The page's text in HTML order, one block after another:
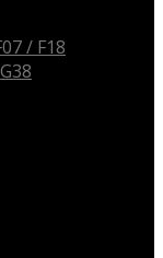
/ F18